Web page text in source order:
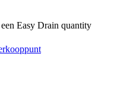
Easy Drain quantity